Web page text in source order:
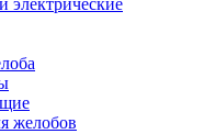
электрические
желобов